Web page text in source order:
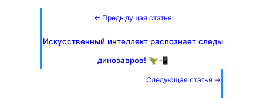
← Предыдущая статья
Искусственный интеллект распознает следы
динозавров! 🦖📲
Следующая статья →